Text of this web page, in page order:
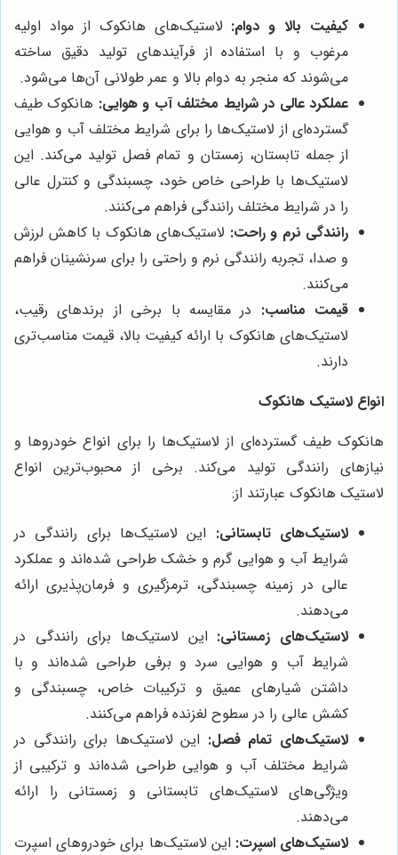
کیفیت بالا و دوام: لاستیک‌های هانکوک از مواد اولیه
مرغوب و با استفاده از فرآیندهای تولید دقیق ساخته
می‌شوند که منجر به دوام بالا و عمر طولانی آن‌ها می‌شود.
عملکرد عالی در شرایط مختلف آب و هوایی: هانکوک طیف
گسترده‌ای از لاستیک‌ها را برای شرایط مختلف آب و هوایی
از جمله تابستان، زمستان و تمام فصل تولید می‌کند. این
لاستیک‌ها با طراحی خاص خود، چسبندگی و کنترل عالی
را در شرایط مختلف رانندگی فراهم می‌کنند.
رانندگی نرم و راحت: لاستیک‌های هانکوک با کاهش لرزش
و صدا، تجربه رانندگی نرم و راحتی را برای سرنشینان فراهم
می‌کنند.
قیمت مناسب: در مقایسه با برخی از برندهای رقیب،
لاستیک‌های هانکوک با ارائه کیفیت بالا، قیمت مناسب‌تری
دارند.
انواع لاستیک هانکوک
هانکوک طیف گسترده‌ای از لاستیک‌ها را برای انواع خودروها و
نیازهای رانندگی تولید می‌کند. برخی از محبوب‌ترین انواع
لاستیک هانکوک عبارتند از:
لاستیک‌های تابستانی: این لاستیک‌ها برای رانندگی در
شرایط آب و هوایی گرم و خشک طراحی شده‌اند و عملکرد
عالی در زمینه چسبندگی، ترمزگیری و فرمان‌پذیری ارائه
می‌دهند.
لاستیک‌های زمستانی: این لاستیک‌ها برای رانندگی در
شرایط آب و هوایی سرد و برفی طراحی شده‌اند و با
داشتن شیارهای عمیق و ترکیبات خاص، چسبندگی و
کشش عالی را در سطوح لغزنده فراهم می‌کنند.
لاستیک‌های تمام فصل: این لاستیک‌ها برای رانندگی در
شرایط مختلف آب و هوایی طراحی شده‌اند و ترکیبی از
ویژگی‌های لاستیک‌های تابستانی و زمستانی را ارائه
می‌دهند.
لاستیک‌های اسپرت: این لاستیک‌ها برای خودروهای اسپرت